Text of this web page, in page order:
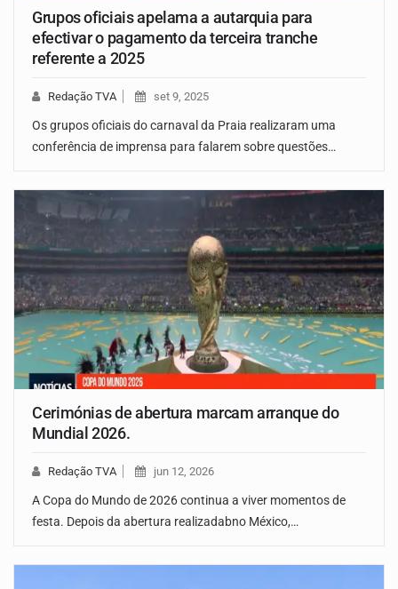
Grupos oficiais apelama a autarquia para
efectivar o pagamento da terceira tranche
referente a 2025
Redação TVA set 9, 2025
Os grupos oficiais do carnaval da Praia realizaram uma
conferência de imprensa para falarem sobre questões…
Cerimónias de abertura marcam arranque do
Mundial 2026.
Redação TVA jun 12, 2026
A Copa do Mundo de 2026 continua a viver momentos de
festa. Depois da abertura realizadabno México,…